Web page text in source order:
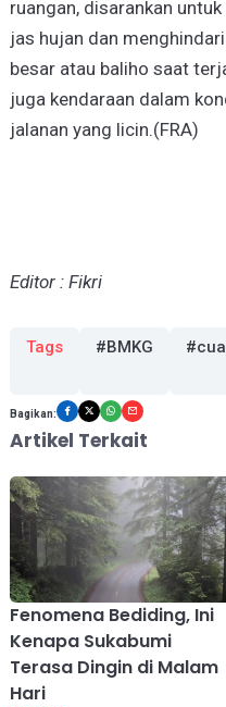
ruangan, disarankan
jas hujan dan
besar atau baliho saat
juga kendaraan dalam
jalanan yang licin.(FRA)
Editor : Fikri
Tags #BMKG
Bagikan:
Artikel Terkait
Fenomena Bediding, Ini
Kenapa Sukabumi
Terasa Dingin di Malam
Hari